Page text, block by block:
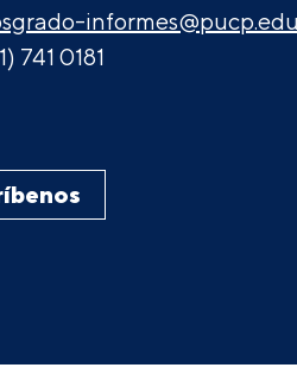
741 0181